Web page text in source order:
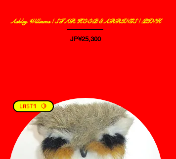
제품보기
Ashley Williams / STAR HOOP EARRINGS / PINK
가격
JP¥25,300
LAST1 🍋